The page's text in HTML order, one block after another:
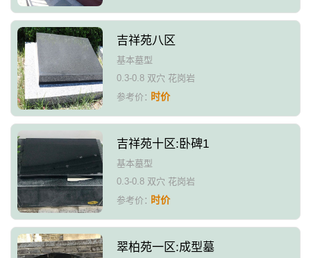
吉祥苑八区
基本墓型
0.3-0.8 双穴 花岗岩
参考价：时价
吉祥苑十区:卧碑1
基本墓型
0.3-0.8 双穴 花岗岩
参考价：时价
翠柏苑一区:成型墓